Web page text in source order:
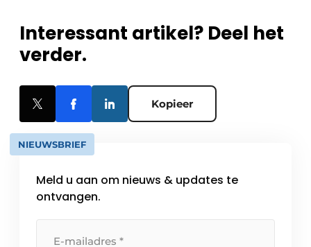
Interessant artikel? Deel het
verder.
Kopieer
NIEUWSBRIEF
Meld u aan om nieuws & updates te
ontvangen.